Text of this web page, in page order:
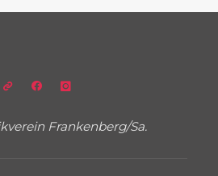
Frankenberg/Sa.